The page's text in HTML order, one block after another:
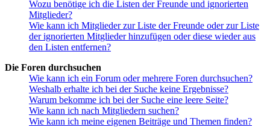
Wozu benötige ich die Listen der Freunde und ignorierten
Mitglieder?
Wie kann ich Mitglieder zur Liste der Freunde oder zur Liste
der ignorierten Mitglieder hinzufügen oder diese wieder aus
den Listen entfernen?
Die Foren durchsuchen
Wie kann ich ein Forum oder mehrere Foren durchsuchen?
Weshalb erhalte ich bei der Suche keine Ergebnisse?
Warum bekomme ich bei der Suche eine leere Seite?
Wie kann ich nach Mitgliedern suchen?
Wie kann ich meine eigenen Beiträge und Themen finden?